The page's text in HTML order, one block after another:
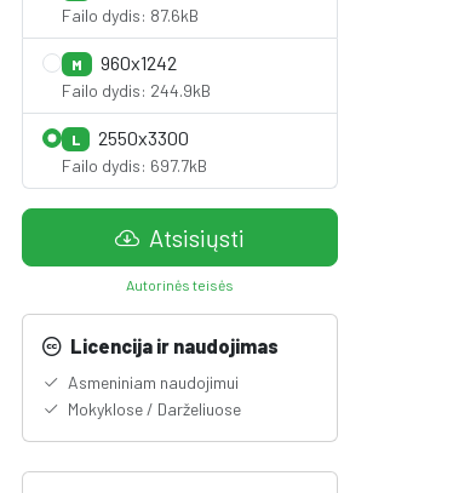
Failo dydis: 87.6kB
M 960x1242
Failo dydis: 244.9kB
L 2550x3300
Failo dydis: 697.7kB
Atsisiųsti
Autorinės teisės
Licencija ir naudojimas
Asmeniniam naudojimui
Mokyklose / Darželiuose